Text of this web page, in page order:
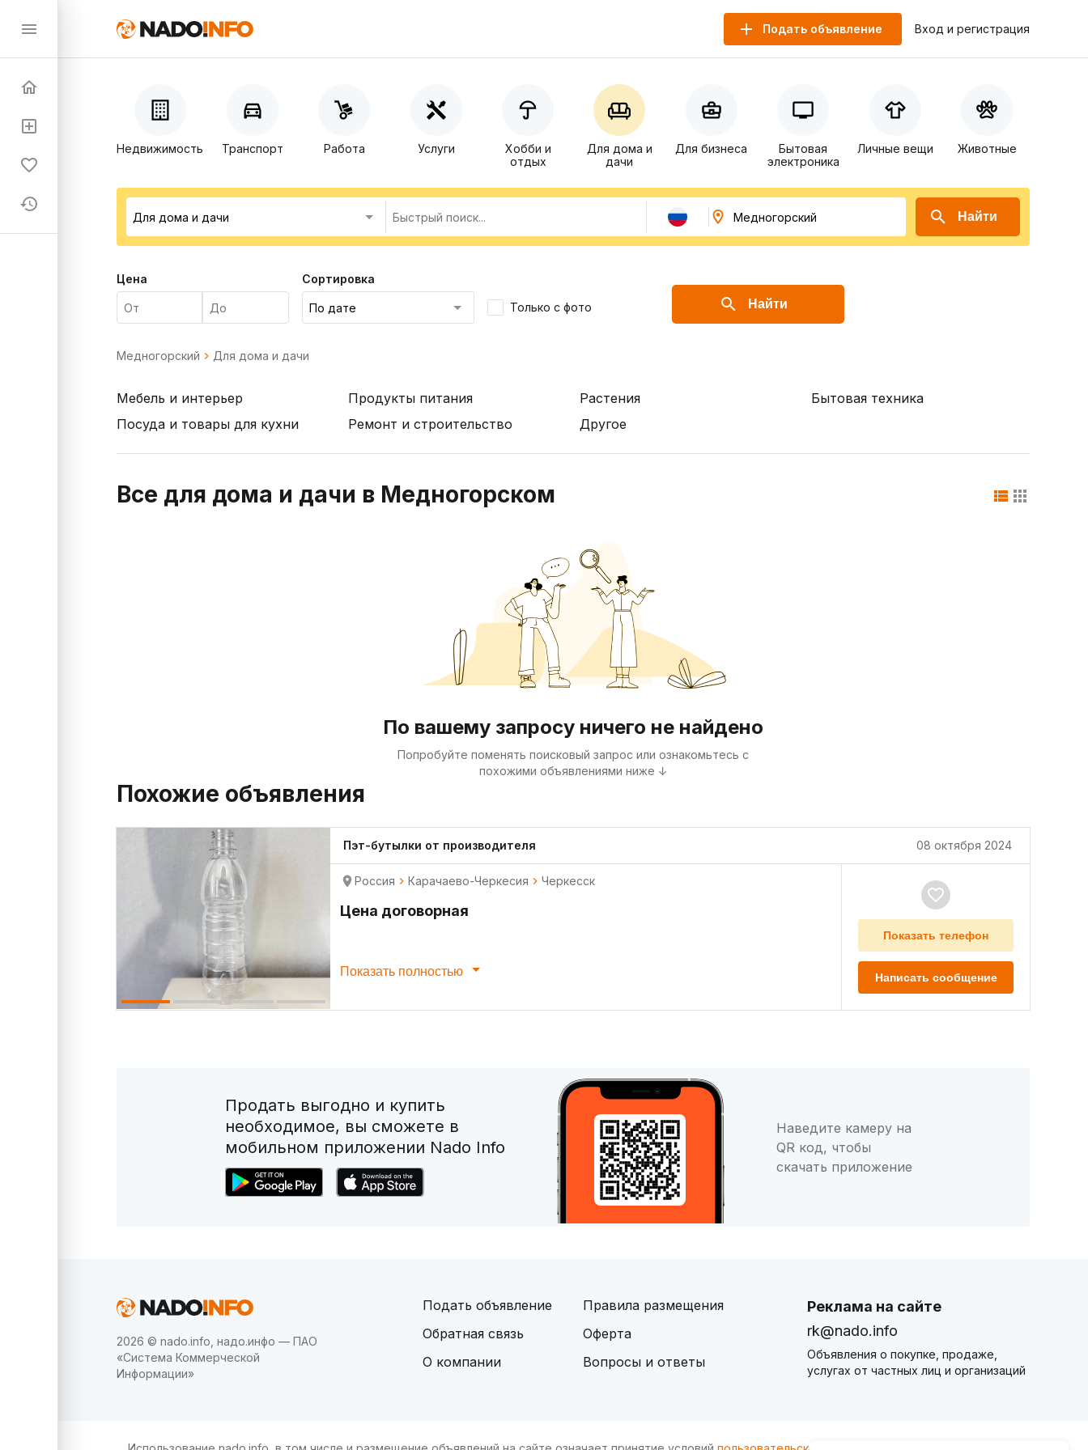
Подать объявление Вход и регистрация
Недвижимость Транспорт Работа Услуги
Хобби и
отдых
Для дома и
дачи
Для бизнеса
Бытовая
электроника
Личные вещи Животные
Найти
Цена Сортировка
Только с фото Найти
Медногорский Для дома и дачи
Мебель и интерьер
Посуда и товары для кухни
Продукты питания
Ремонт и строительство
Растения
Другое
Бытовая техника
Все для дома и дачи в Медногорском
По вашему запросу ничего не найдено
Попробуйте поменять поисковый запрос или ознакомьтесь с
похожими объявлениями ниже ↓
Похожие объявления
Пэт-бутылки от производителя 08 октября 2024
Россия Карачаево-Черкесия Черкесск
Цена договорная
Показать полностью
Показать телефон
Написать сообщение
Продать выгодно и купить
необходимое, вы сможете в
мобильном приложении Nado Info
Наведите камеру на
QR код, чтобы
скачать приложение
2026 © nado.info, надо.инфо — ПАО
«Система Коммерческой
Информации»
Подать объявление
Обратная связь
О компании
Правила размещения
Оферта
Вопросы и ответы
Реклама на сайте
rk@nado.info
Объявления о покупке, продаже,
услугах от частных лиц и организаций